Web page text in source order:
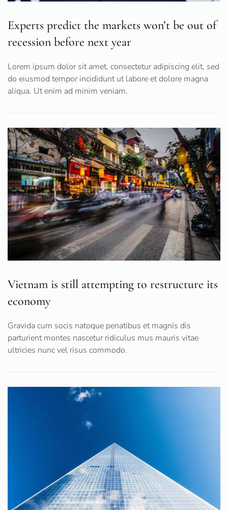
Experts predict the markets won’t be out of
recession before next year
Lorem ipsum dolor sit amet, consectetur adipiscing elit, sed
do eiusmod tempor incididunt ut labore et dolore magna
aliqua. Ut enim ad minim veniam.
Vietnam is still attempting to restructure its
economy
Gravida cum socis natoque penatibus et magnis dis
parturient montes nascetur ridiculus mus mauris vitae
ultricies nunc vel risus commodo.